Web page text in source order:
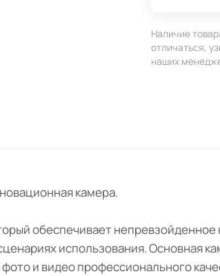
Наличие
отличаться,
наших
камера.
обеспечивает непревзойденное
использования. Основная
и видео профессионального